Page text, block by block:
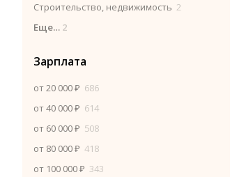
Строительство, недвижимость 2
Еще… 2
Зарплата
от 20 000 ₽ 686
от 40 000 ₽ 614
от 60 000 ₽ 508
от 80 000 ₽ 418
от 100 000 ₽ 343